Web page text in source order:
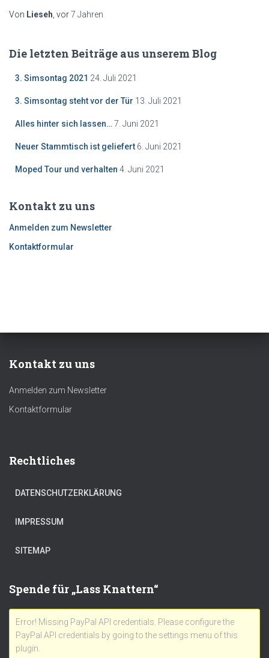
Von Lieseh , vor7 Jahren
Die letzten Beiträge aus unserem Blog
3. Simsontag 2021 24. Juli 2021
3. Simsontag steht vor der Tür 13. Juli 2021
Alles hinter sich lassen… 7. Juni 2021
Neuer Stammtisch ist geliefert 6. Juni 2021
Moped Tour und verhalten 4. Juni 2021
Kontakt zu uns
Anmelden zum Newsletter
Kontaktformular
Kontakt zu uns
Anmelden zum Newsletter
Kontaktformular
Rechtliches
DATENSCHUTZERKLÄRUNG
IMPRESSUM
SITEMAP
Spende für „Lass Knattern“
Error! Missing PayPal API credentials. Please configure the
PayPal API credentials by going to the settings menu of this
plugin.